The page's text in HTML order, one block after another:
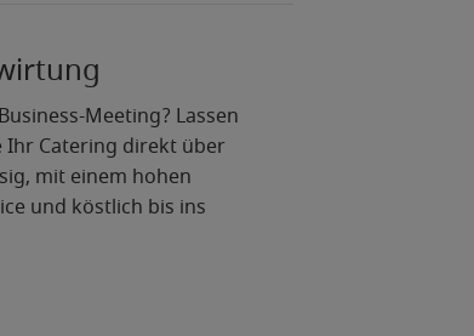
Meeting? Lassen
Ihr Catering direkt über
mit einem hohen
und köstlich bis ins